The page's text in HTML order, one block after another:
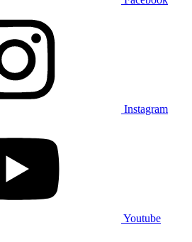
Instagram
Youtube